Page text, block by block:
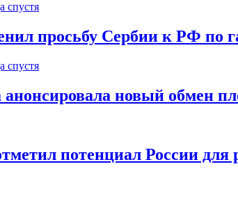
спустя
просьбу Сербии к РФ по
спустя
анонсировала новый обмен
потенциал России для